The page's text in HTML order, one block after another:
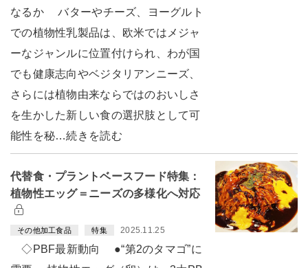
なるか バターやチーズ、ヨーグルト
での植物性乳製品は、欧米ではメジャ
ーなジャンルに位置付けられ、わが国
でも健康志向やベジタリアンニーズ、
さらには植物由来ならではのおいしさ
を生かした新しい食の選択肢として可
能性を秘…続きを読む
代替食・プラントベースフード特集：
植物性エッグ＝ニーズの多様化へ対応
その他加工食品 特集 2025.11.25
◇PBF最新動向 ●“第2のタマゴ”に